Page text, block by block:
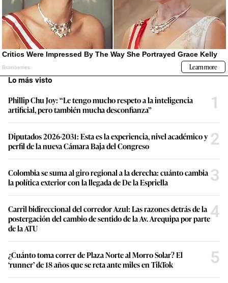
Lo más visto
Phillip Chu Joy: “Le tengo mucho respeto a la inteligencia
artificial, pero también mucha desconfianza”
1
Diputados 2026-2031: Esta es la experiencia, nivel académico y
perfil de la nueva Cámara Baja del Congreso
2
Colombia se suma al giro regional a la derecha: cuánto cambia
la política exterior con la llegada de De la Espriella
3
Carril bidireccional del corredor Azul: Las razones detrás de la
postergación del cambio de sentido de la Av. Arequipa por parte
de la ATU
4
¿Cuánto toma correr de Plaza Norte al Morro Solar? El
‘runner’ de 18 años que se reta ante miles en TikTok
5